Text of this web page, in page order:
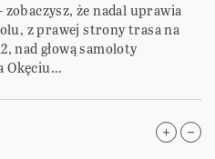
zobaczysz, że nadal uprawia
z prawej strony trasa na
nad głową samoloty
Okęciu…